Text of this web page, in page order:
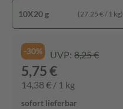
10X20 g (27,25 € / 1 kg)
-30% UVP: 8,25 €
5,75 €
14,38 € / 1 kg
sofort lieferbar